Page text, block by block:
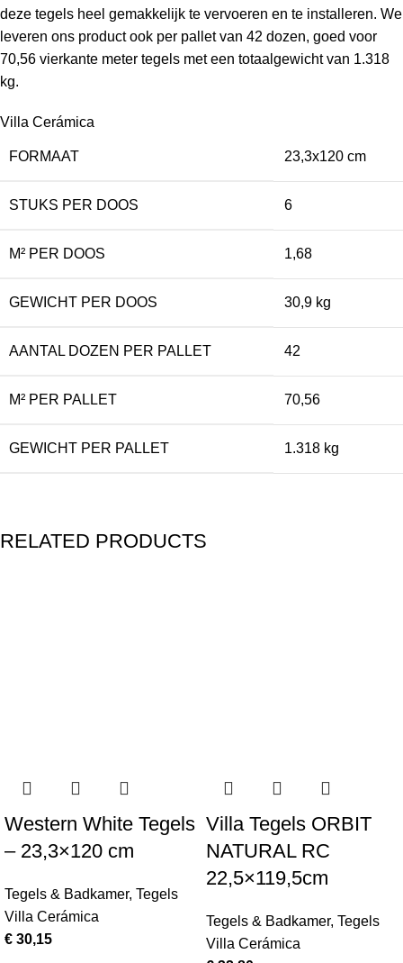
deze tegels heel gemakkelijk te vervoeren en te installeren. We
leveren ons product ook per pallet van 42 dozen, goed voor
70,56 vierkante meter tegels met een totaalgewicht van 1.318
kg.
Villa Cerámica
FORMAAT 23,3x120 cm
STUKS PER DOOS 6
M² PER DOOS 1,68
GEWICHT PER DOOS 30,9 kg
AANTAL DOZEN PER PALLET 42
M² PER PALLET 70,56
GEWICHT PER PALLET 1.318 kg
RELATED PRODUCTS
Western White Tegels
– 23,3×120 cm
Tegels & Badkamer, Tegels
Villa Cerámica
€ 30,15
Villa Tegels ORBIT
NATURAL RC
22,5×119,5cm
Tegels & Badkamer, Tegels
Villa Cerámica